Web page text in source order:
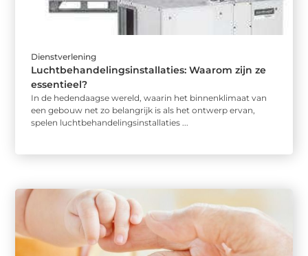
Dienstverlening
Luchtbehandelingsinstallaties: Waarom zijn ze
essentieel?
In de hedendaagse wereld, waarin het binnenklimaat van
een gebouw net zo belangrijk is als het ontwerp ervan,
spelen luchtbehandelingsinstallaties ...